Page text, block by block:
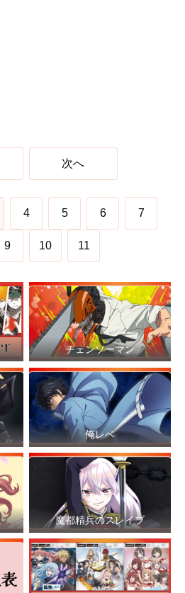
次へ
4 5 6 7
9 10 11
チェンソーマン
俺レベ
魔都精兵のスレイブ